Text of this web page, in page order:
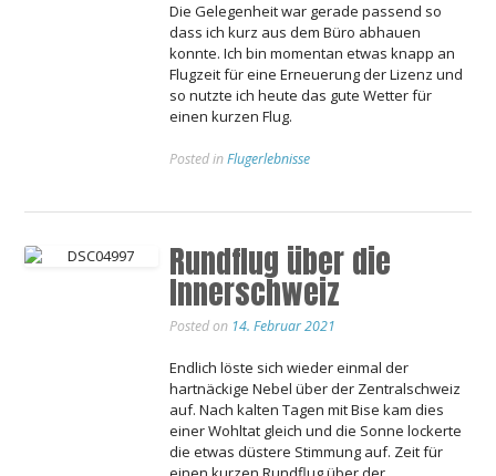
Die Gelegenheit war gerade passend so
dass ich kurz aus dem Büro abhauen
konnte. Ich bin momentan etwas knapp an
Flugzeit für eine Erneuerung der Lizenz und
so nutzte ich heute das gute Wetter für
einen kurzen Flug.
Posted inFlugerlebnisse
Rundflug über die
Innerschweiz
Posted on 14. Februar 2021
Endlich löste sich wieder einmal der
hartnäckige Nebel über der Zentralschweiz
auf. Nach kalten Tagen mit Bise kam dies
einer Wohltat gleich und die Sonne lockerte
die etwas düstere Stimmung auf. Zeit für